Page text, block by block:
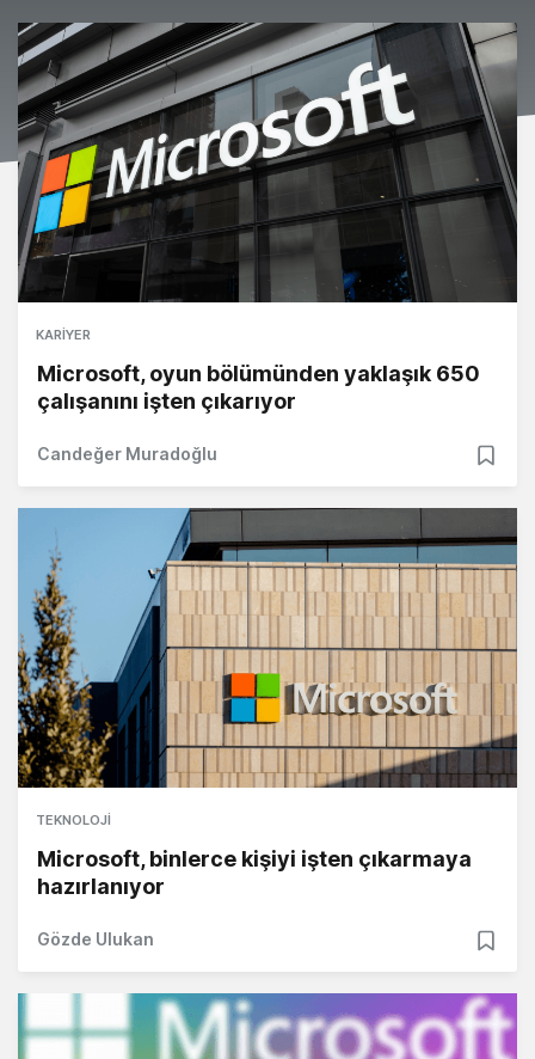
KARIYER
Microsoft, oyun bölümünden yaklaşık 650
çalışanını işten çıkarıyor
Candeğer Muradoğlu
TEKNOLOJI
Microsoft, binlerce kişiyi işten çıkarmaya
hazırlanıyor
Gözde Ulukan